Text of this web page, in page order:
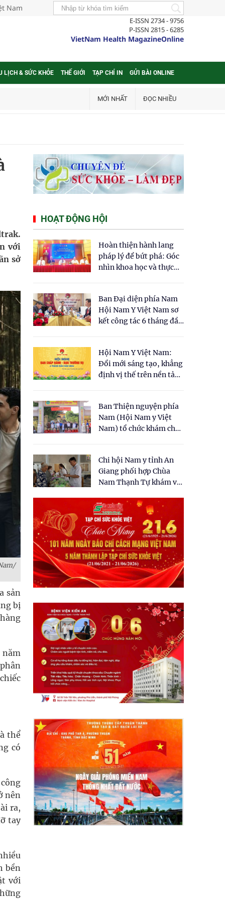
Nam
E-ISSN 2734 - 9756
P-ISSN 2815 - 6285
VietNam Health MagazineOnline
LỊCH & SỨC KHỎE THẾ GIỚI TẠP CHÍ IN GỬI BÀI ONLINE
MỚI NHẤT ĐỌC NHIỀU
với
sở
sản
bị
năm
thể
có
nên
ra,
tay
bền
với
HOẠT ĐỘNG HỘI
Hoàn thiện hành lang
pháp lý để bứt phá: Góc
nhìn khoa học và thực
cho Luật Y dược cổ
truyền Việt Nam"
Ban Đại diện phía Nam
Hội Nam Y Việt Nam sơ
kết công tác 6 tháng đầu
Hội Nam Y Việt Nam:
Đổi mới sáng tạo, khẳng
định vị thế trên nền tảng
Ban Thiện nguyện phía
Nam (Hội Nam y Việt
Nam) tổ chức khám chữa
dân tại xã Tân Tập
Chi hội Nam y tỉnh An
Giang phối hợp Chùa
Nam Thạnh Tự khám và
nhân dân